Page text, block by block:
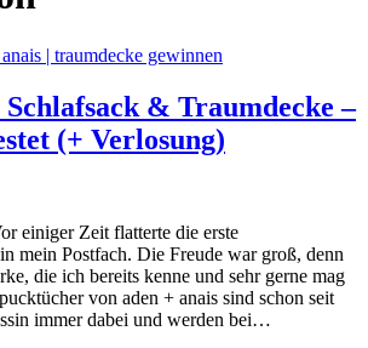
Schlafsack & Traumdecke –
(+ Verlosung)
Zeit flatterte die erste
mein Postfach. Die Freude war groß, denn
die ich bereits kenne und sehr gerne mag
von aden + anais sind schon seit
immer dabei und werden bei…